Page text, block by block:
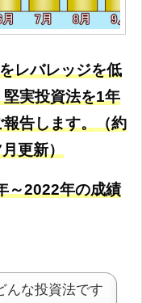
レバレッジを低
堅実投資法を1年
告します。（約
更新）
～2022年の成績
んな投資法です